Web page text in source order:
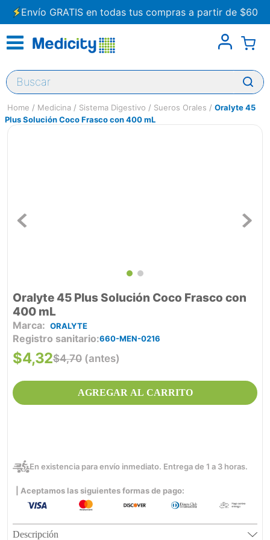
Envío GRATIS en todas tus compras a partir de $60
Buscar
Medicina Sistema Digestivo Sueros Orales
Oralyte 45
Plus Solución Coco Frasco con 400 mL
Oralyte 45 Plus Solución Coco Frasco con
400 mL
ORALYTE
Registro sanitario 660-MEN-0216
$4,70 (antes)
$4,32
AGREGAR AL CARRITO
En existencia para envío inmediato. Entrega de 1 a 3 horas.
| Aceptamos las siguientes formas de pago:
Descripción